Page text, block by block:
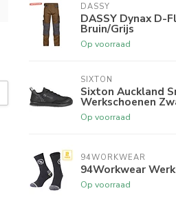
DASSY
DASSY Dynax D-
Bruin/Grijs
Op voorraad
SIXTON
Sixton Auckland
Werkschoenen
Op voorraad
94WORKWEAR
94Workwear
Op voorraad